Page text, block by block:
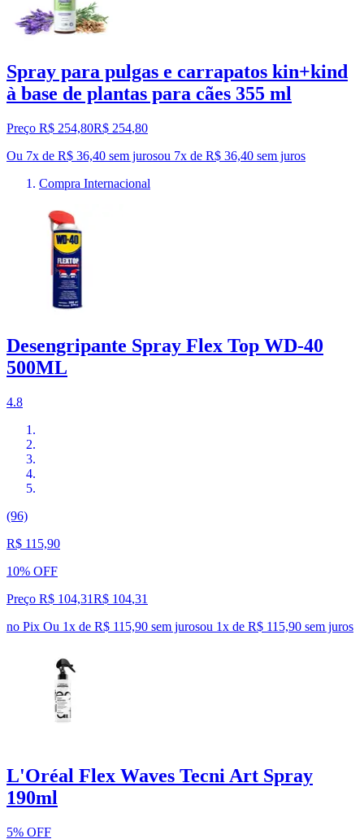
Spray para pulgas e carrapatos kin+kind
à base de plantas para cães 355 ml
Preço R$ 254,80R$ 254,80
Ou 7x de R$ 36,40 sem jurosou 7x de R$ 36,40 sem juros
Compra Internacional
Desengripante Spray Flex Top WD-40
500ML
4.8
(96)
R$ 115,90
10% OFF
Preço R$ 104,31R$ 104,31
no Pix Ou 1x de R$ 115,90 sem jurosou 1x de R$ 115,90 sem juros
L'Oréal Flex Waves Tecni Art Spray
190ml
5% OFF